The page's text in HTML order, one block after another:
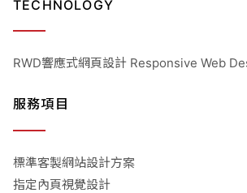
TECHNOLOGY
RWD響應式網頁設計 Responsive Web
服務項目
標準客製網站設計方案
指定內頁視覺設計